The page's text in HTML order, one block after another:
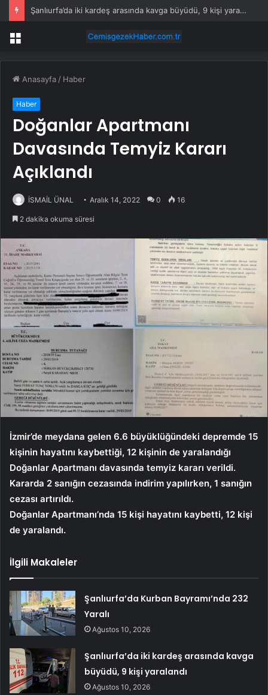
Şanlıurfa’da iki kardeş arasında kavga büyüdü, 9 kişi yaralandı
Menü
Anasayfa / Haber
Haber
Doğanlar Apartmanı
Davasında Temyiz Kararı
Açıklandı
İSMAİL ÜNAL Aralık 14, 2022 0 16
2 dakika okuma süresi
İzmir’de meydana gelen 6.6 büyüklüğündeki depremde 15
kişinin hayatını kaybettiği, 12 kişinin de yaralandığı
Doğanlar Apartmanı davasında temyiz kararı verildi.
Kararda 2 sanığın cezasında indirim yapılırken, 1 sanığın
cezası artırıldı.
Doğanlar Apartmanı’nda 15 kişi hayatını kaybetti, 12 kişi
de yaralandı.
İlgili Makaleler
Şanlıurfa’da Kurban Bayramı’nda 232
Yaralı
Ağustos 10, 2026
Şanlıurfa’da iki kardeş arasında kavga
büyüdü, 9 kişi yaralandı
Ağustos 10, 2026